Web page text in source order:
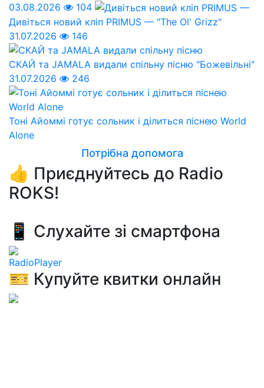
03.08.2026
104
Дивіться новий кліп PRIMUS — "The Ol' Grizz"
31.07.2026
146
СКАЙ та JAMALA видали спільну пісню "Божевільні"
31.07.2026
246
Тоні Айоммі готує сольник і ділиться піснею World
Alone
Потрібна допомога
👍 Приєднуйтесь до Radio
ROKS!
📱 Слухайте зі смартфона
RadioPlayer
🎫 Купуйте квитки онлайн